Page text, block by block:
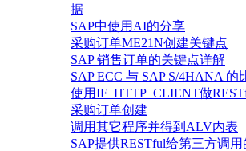
据
SAP中使用AI的分享
采购订单ME21N创建关键点
SAP 销售订单的关键点详解
SAP ECC 与 SAP S/4HANA 的
使用IF_HTTP_CLIENT做
采购订单创建
调用其它程序并得到ALV内表
SAP提供RESTful给第三方调